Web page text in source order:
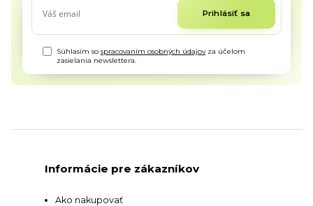
Prihlásiť sa
Súhlasím sospracovaním osobných údajovza účelom
zasielania newslettera.
Informácie pre zákazníkov
Ako nakupovať